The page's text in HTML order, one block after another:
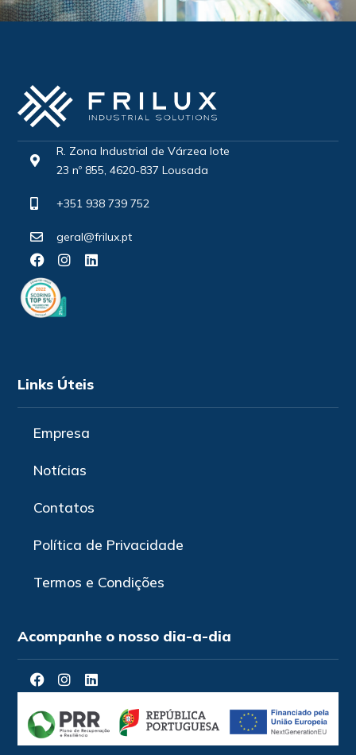
R. Zona Industrial de Várzea lote
23 nº 855, 4620-837 Lousada
+351 938 739 752
geral@frilux.pt
Links Úteis
Empresa
Notícias
Contatos
Política de Privacidade
Termos e Condições
Acompanhe o nosso dia-a-dia